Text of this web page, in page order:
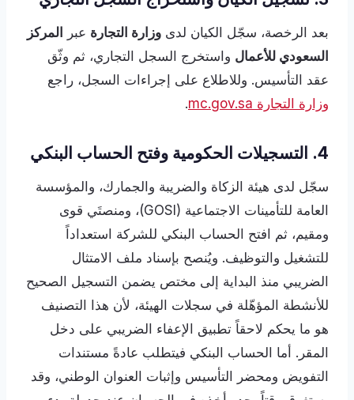
بعد الرخصة، سجّل الكيان لدى وزارة التجارة عبر
المركز
السعودي للأعمال واستخرج السجل التجاري، ثم وثّق
عقد التأسيس. وللاطلاع على إجراءات السجل، راجع
وزارة التجارة mc.gov.sa
.
4. التسجيلات الحكومية وفتح الحساب البنكي
سجّل لدى هيئة الزكاة والضريبة والجمارك، والمؤسسة
العامة للتأمينات الاجتماعية (GOSI)، ومنصتَي قوى
ومقيم، ثم افتح الحساب البنكي للشركة استعداداً
للتشغيل والتوظيف. ويُنصح بإسناد ملف الامتثال
الضريبي منذ البداية إلى مختص يضمن التسجيل الصحيح
للأنشطة المؤهّلة في سجلات الهيئة، لأن هذا التصنيف
هو ما يحكم لاحقاً تطبيق الإعفاء الضريبي على دخل
المقر. أما الحساب البنكي فيتطلب عادةً مستندات
التفويض ومحضر التأسيس وإثبات العنوان الوطني، وقد